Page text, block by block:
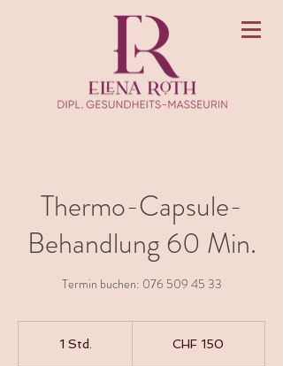
Thermo-Capsule-
Behandlung 60 Min.
Termin buchen: 076 509 45 33
1 Std. CHF 150